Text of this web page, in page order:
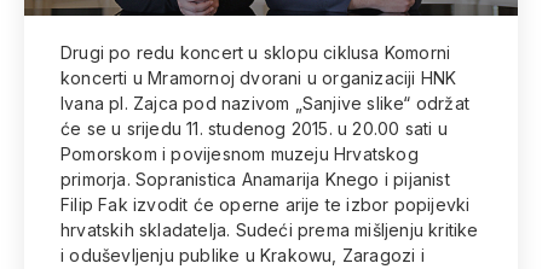
Drugi po redu koncert u sklopu ciklusa Komorni
koncerti u Mramornoj dvorani u organizaciji HNK
Ivana pl. Zajca pod nazivom „Sanjive slike“ održat
će se u srijedu 11. studenog 2015. u 20.00 sati u
Pomorskom i povijesnom muzeju Hrvatskog
primorja. Sopranistica Anamarija Knego i pijanist
Filip Fak izvodit će operne arije te izbor popijevki
hrvatskih skladatelja. Sudeći prema mišljenju kritike
i oduševljenju publike u Krakowu, Zaragozi i